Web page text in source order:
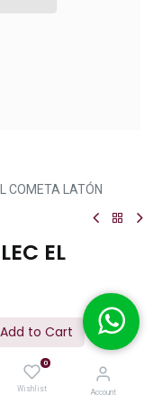
to Cart
0
Wishlist Account
COMETA LATÓN
EL